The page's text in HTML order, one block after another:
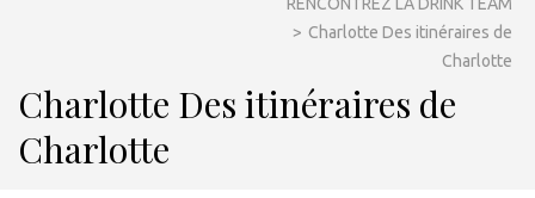
> Charlotte Des itinéraires de
Charlotte
Charlotte Des itinéraires de
Charlotte